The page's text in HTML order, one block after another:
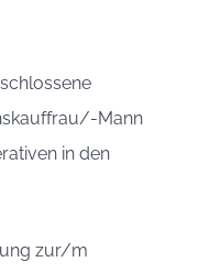
Mann
in den
zur/m